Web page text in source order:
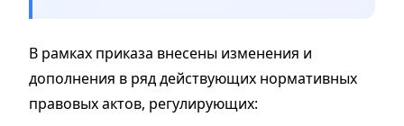
В рамках приказа внесены изменения и
дополнения в ряд действующих нормативных
правовых актов, регулирующих: